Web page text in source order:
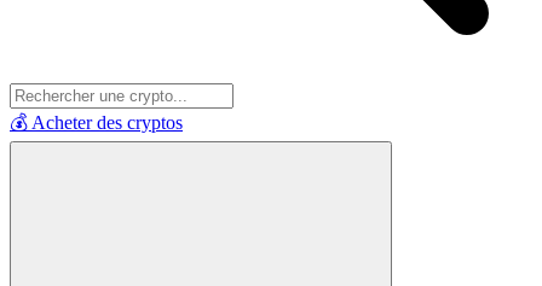
💰 Acheter des cryptos